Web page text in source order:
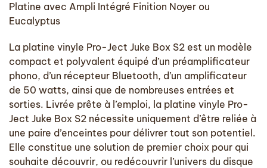
Platine avec Ampli Intégré Finition Noyer ou
Eucalyptus
La platine vinyle Pro-Ject Juke Box S2 est un modèle
compact et polyvalent équipé d’un préamplificateur
phono, d’un récepteur Bluetooth, d’un amplificateur
de 50 watts, ainsi que de nombreuses entrées et
sorties. Livrée prête à l’emploi, la platine vinyle Pro-
Ject Juke Box S2 nécessite uniquement d’être reliée à
une paire d’enceintes pour délivrer tout son potentiel.
Elle constitue une solution de premier choix pour qui
souhaite découvrir, ou redécouvrir l’univers du disque